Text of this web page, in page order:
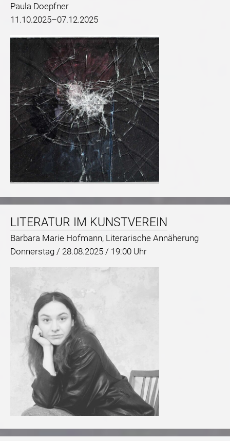
Paula Doepfner
11.10.2025–07.12.2025
LITERATUR IM KUNSTVEREIN
Barbara Marie Hofmann, Literarische Annäherung
Donnerstag / 28.08.2025 / 19:00 Uhr